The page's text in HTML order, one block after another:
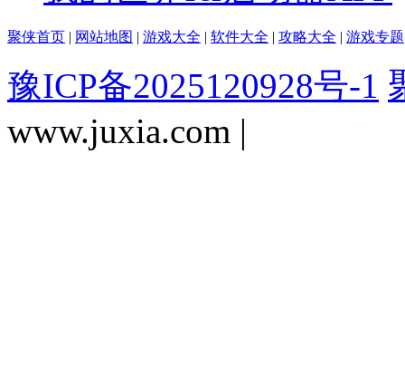
聚侠首页 | 网站地图 | 游戏大全 | 软件大全 | 攻略大全 | 游戏专题
豫ICP备2025120928号-1
www.juxia.com |